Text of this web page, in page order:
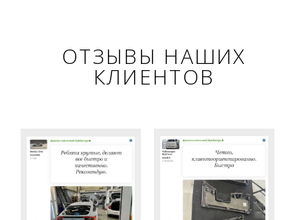
ОТЗЫВЫ НАШИХ
КЛИЕНТОВ